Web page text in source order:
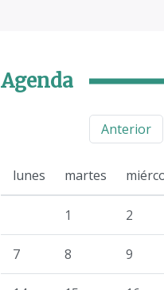
Agenda
Anterior
lunes martes
1 2
7 8 9